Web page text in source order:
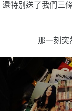
還特別送了我們三
那一刻突